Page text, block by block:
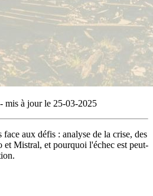
- mis à jour le 25-03-2025
aux défis : analyse de la crise, des
et Mistral, et pourquoi l'échec est peut-